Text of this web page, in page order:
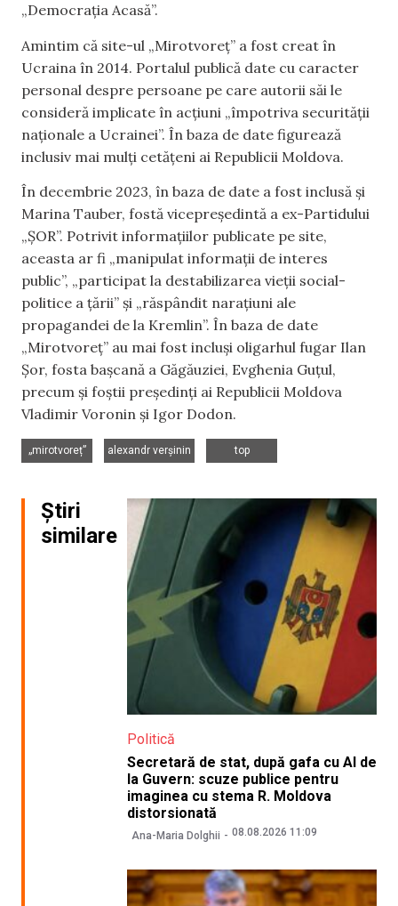
„Democrația Acasă”.
Amintim că site-ul „Mirotvoreț” a fost creat în
Ucraina în 2014. Portalul publică date cu caracter
personal despre persoane pe care autorii săi le
consideră implicate în acțiuni „împotriva securității
naționale a Ucrainei”. În baza de date figurează
inclusiv mai mulți cetățeni ai Republicii Moldova.
În decembrie 2023, în baza de date a fost inclusă și
Marina Tauber, fostă vicepreședintă a ex-Partidului
„ȘOR”. Potrivit informațiilor publicate pe site,
aceasta ar fi „manipulat informații de interes
public”, „participat la destabilizarea vieții social-
politice a țării” și „răspândit narațiuni ale
propagandei de la Kremlin”. În baza de date
„Mirotvoreț” au mai fost incluși oligarhul fugar Ilan
Șor, fosta bașcană a Găgăuziei, Evghenia Guțul,
precum și foștii președinți ai Republicii Moldova
Vladimir Voronin și Igor Dodon.
„mirotvoreț”
alexandr verșinin
top
Știri
similare
Politică
Secretară de stat, după gafa cu AI de
la Guvern: scuze publice pentru
imaginea cu stema R. Moldova
distorsionată
Ana-Maria Dolghii 08.08.2026 11:09